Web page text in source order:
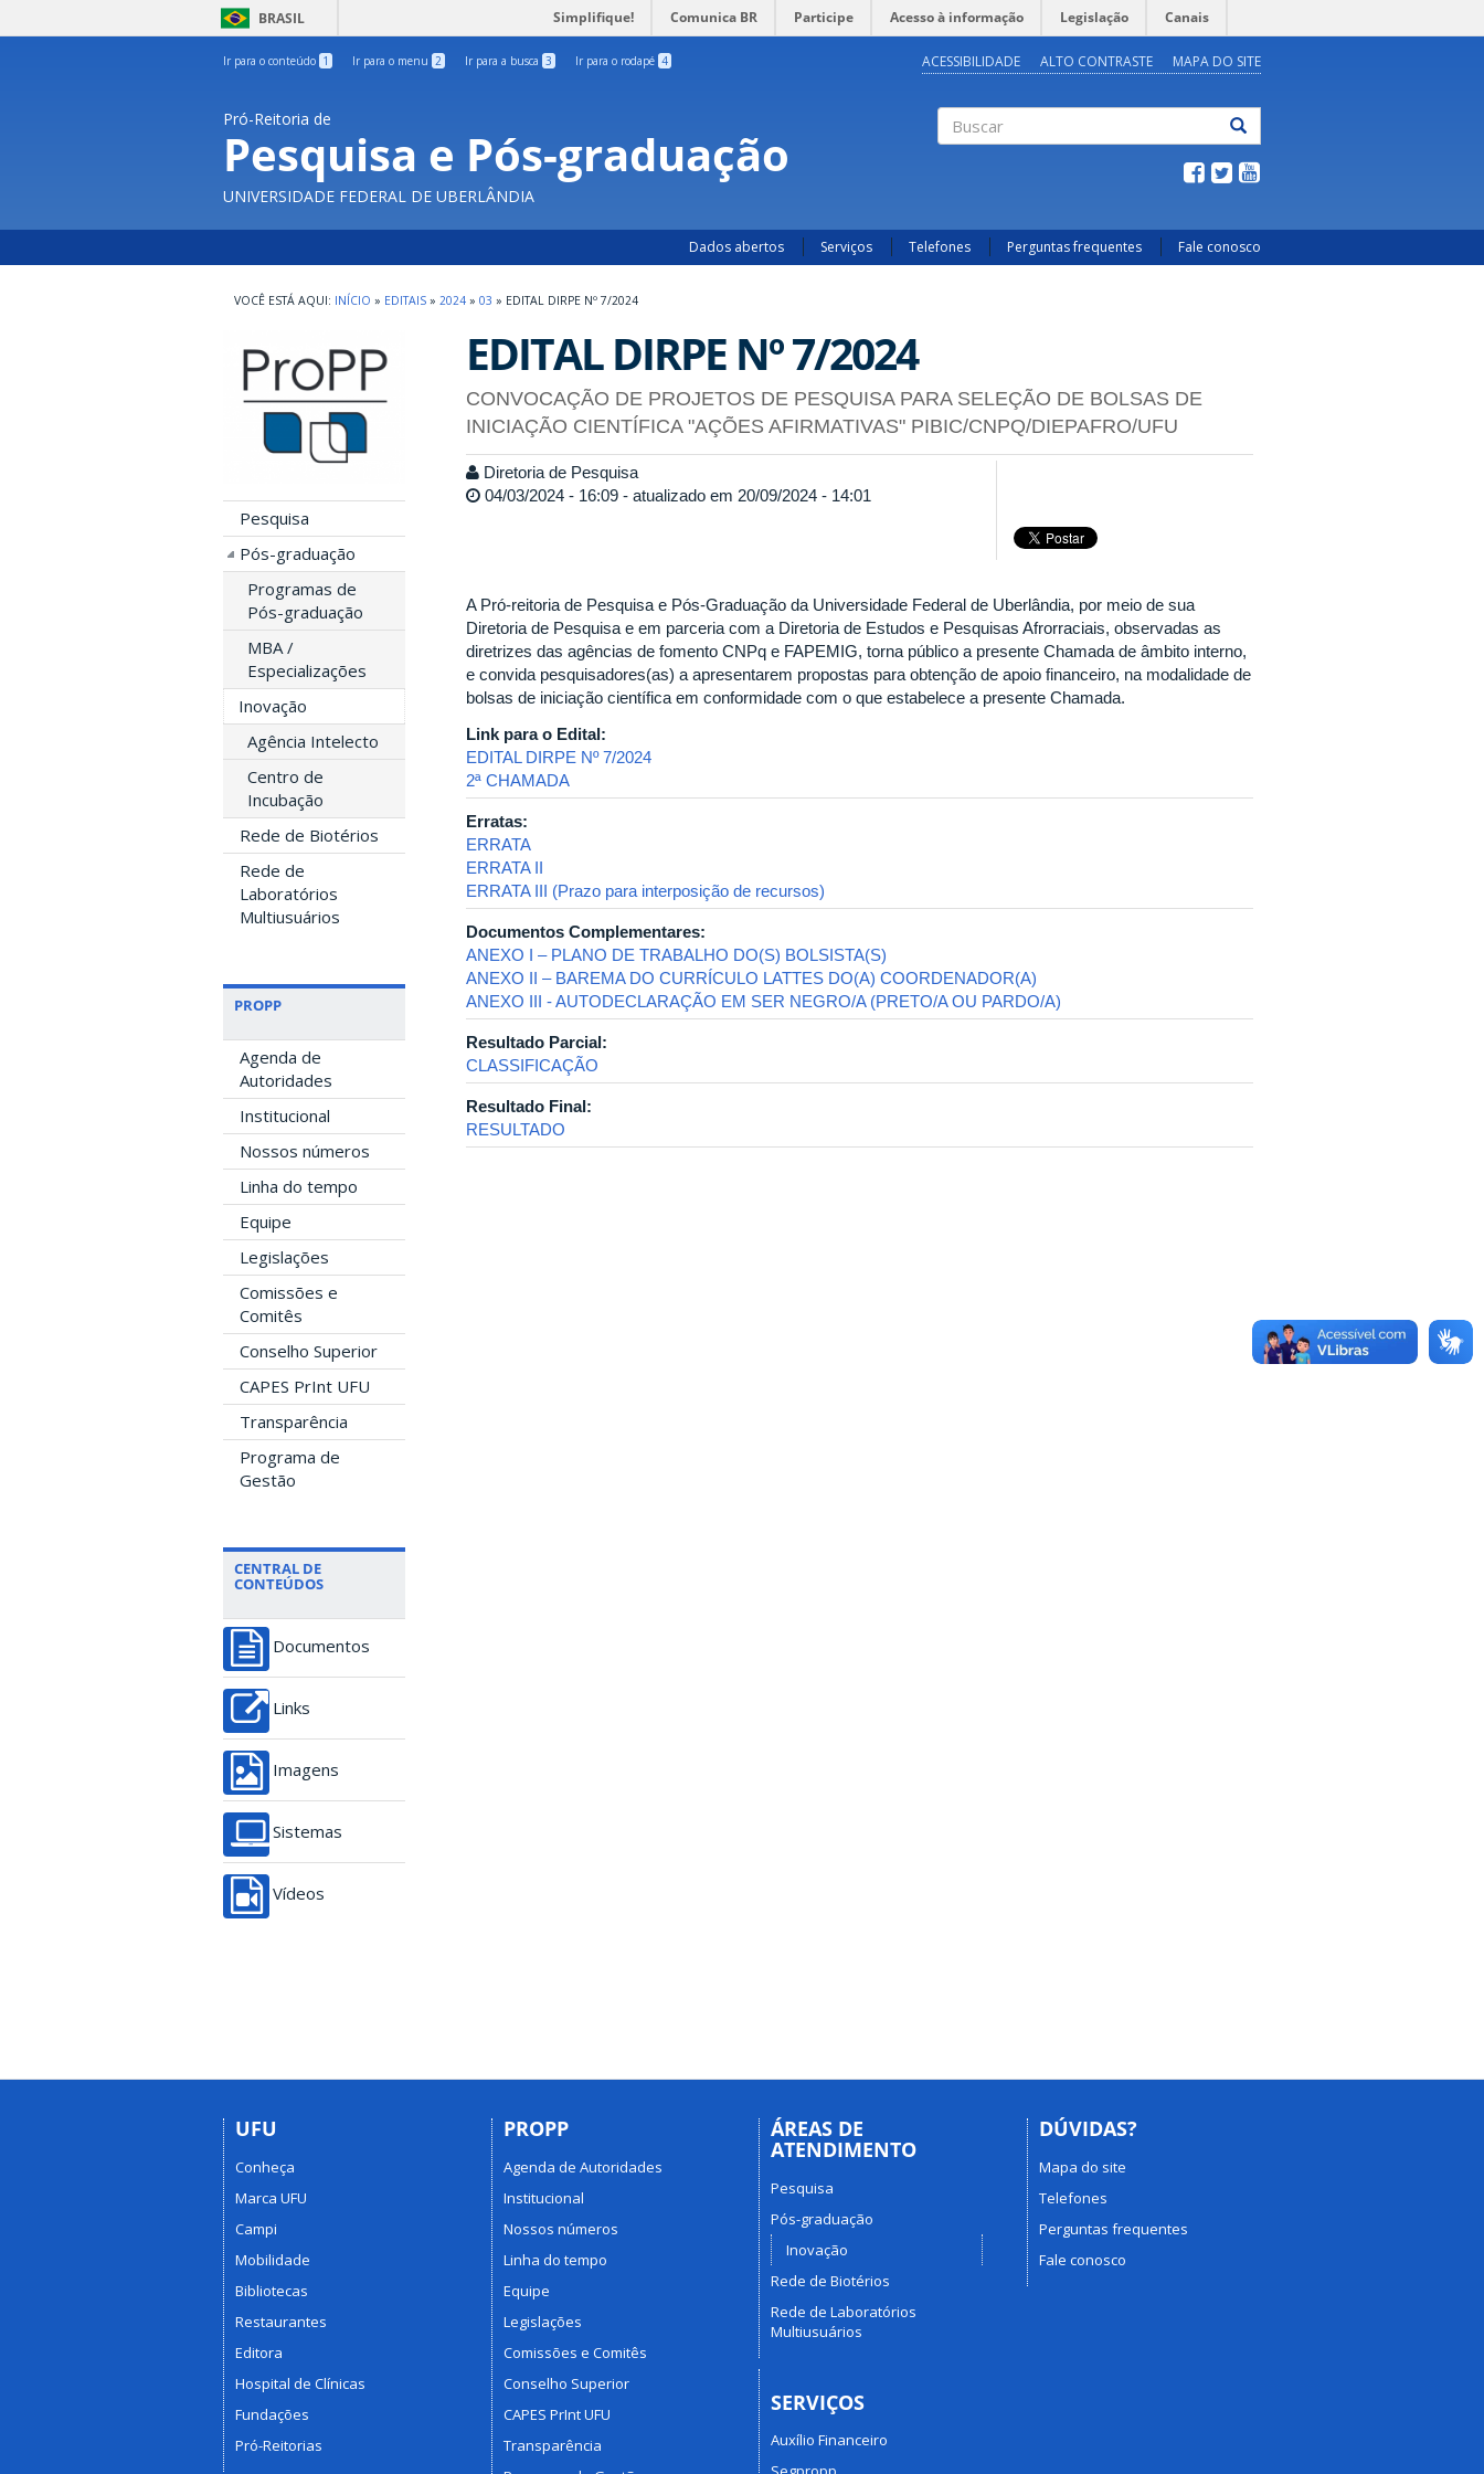
BRASIL Simplifique! Comunica BR Participe Acesso à informação Legislação Canais
Ir para o conteúdo 1 Ir para o menu 2 Ir para a busca 3 Ir para o rodapé 4 ACESSIBILIDADE ALTO CONTRASTE MAPA DO SITE
Pró-Reitoria de
Pesquisa e Pós-graduação
UNIVERSIDADE FEDERAL DE UBERLÂNDIA
Dados abertos Serviços Telefones Perguntas frequentes Fale conosco
INÍCIO » EDITAIS » 2024 » 03 » EDITAL DIRPE Nº 7/2024
Pesquisa
Pós-graduação
Programas de
Pós-graduação
MBA /
Especializações
Inovação
Agência Intelecto
Centro de
Incubação
Rede de Biotérios
Rede de
Laboratórios
Multiusuários
PROPP
Agenda de
Autoridades
Institucional
Nossos números
Linha do tempo
Equipe
Legislações
Comissões e
Comitês
Conselho Superior
CAPES PrInt UFU
Transparência
Programa de
Gestão
CENTRAL DE
CONTEÚDOS
Documentos
Links
Imagens
Sistemas
Vídeos
EDITAL DIRPE Nº 7/2024
CONVOCAÇÃO DE PROJETOS DE PESQUISA PARA SELEÇÃO DE BOLSAS DE
INICIAÇÃO CIENTÍFICA "AÇÕES AFIRMATIVAS" PIBIC/CNPQ/DIEPAFRO/UFU
Diretoria de Pesquisa
04/03/2024 - 16:09 - atualizado em 20/09/2024 - 14:01
A Pró-reitoria de Pesquisa e Pós-Graduação da Universidade Federal de Uberlândia, por meio de sua
Diretoria de Pesquisa e em parceria com a Diretoria de Estudos e Pesquisas Afrorraciais, observadas as
diretrizes das agências de fomento CNPq e FAPEMIG, torna público a presente Chamada de âmbito interno,
e convida pesquisadores(as) a apresentarem propostas para obtenção de apoio financeiro, na modalidade de
bolsas de iniciação científica em conformidade com o que estabelece a presente Chamada.
Link para o Edital:
EDITAL DIRPE Nº 7/2024
2ª CHAMADA
Erratas:
ERRATA
ERRATA II
ERRATA III (Prazo para interposição de recursos)
Documentos Complementares:
ANEXO I – PLANO DE TRABALHO DO(S) BOLSISTA(S)
ANEXO II – BAREMA DO CURRÍCULO LATTES DO(A) COORDENADOR(A)
ANEXO III - AUTODECLARAÇÃO EM SER NEGRO/A (PRETO/A OU PARDO/A)
Resultado Parcial:
CLASSIFICAÇÃO
Resultado Final:
RESULTADO
UFU
Conheça
Marca UFU
Campi
Mobilidade
Bibliotecas
Restaurantes
Editora
Hospital de Clínicas
Fundações
Pró-Reitorias
PROPP
Agenda de Autoridades
Institucional
Nossos números
Linha do tempo
Equipe
Legislações
Comissões e Comitês
Conselho Superior
CAPES PrInt UFU
Transparência
ÁREAS DE
ATENDIMENTO
Pesquisa
Pós-graduação
Inovação
Rede de Biotérios
Rede de Laboratórios
Multiusuários
SERVIÇOS
Auxílio Financeiro
DÚVIDAS?
Mapa do site
Telefones
Perguntas frequentes
Fale conosco